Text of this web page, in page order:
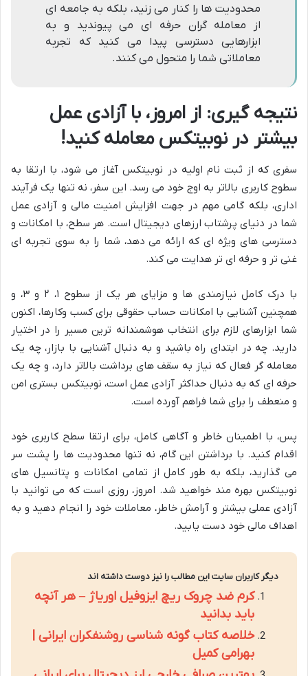
محدودیت ها را کنار می زنید، بلکه به جامعه ای
از معامله گران حرفه ای می پیوندید و به
ابزارهایی دسترسی پیدا می کنید که تجربه
معاملاتی شما را متحول می کنند.
نتیجه گیری: از امروز، با آزادی عمل
بیشتر در نوبیتکس معامله کنید!
سفری که از ثبت نام اولیه در نوبیتکس آغاز می شود، با ارتقا به
سطوح کاربری بالاتر به اوج خود می رسد. این سفر، نه تنها یک فرآیند
اداری، بلکه گامی مهم در جهت افزایش امنیت مالی و آزادی عمل
شما در دنیای پرشتاب ارزهای دیجیتال است. هر سطح، با امکانات و
دسترسی های ویژه ای که ارائه می دهد، شما را به سوی تجربه ای
غنی تر و حرفه ای تر هدایت می کند.
با درک کامل نیازمندی ها و مزایای هر یک از سطوح ۱، ۲ و ۳، و
همچنین آشنایی با امکانات حساب حقوقی برای کسب وکارها، اکنون
شما ابزارهای لازم برای انتخاب هوشمندانه ترین مسیر را در اختیار
دارید. چه در ابتدای راه باشید و به دنبال آشنایی با بازار، چه یک
معامله گر فعال که نیاز به سقف های برداشت بالاتر دارد، و چه یک
حرفه ای که به دنبال حداکثر آزادی عمل است، نوبیتکس بستری امن
و منعطف را برای شما فراهم آورده است.
پس، با اطمینان خاطر و آگاهی کامل، برای ارتقا سطح کاربری خود
اقدام کنید. با برداشتن این گام، نه تنها محدودیت ها را پشت سر
می گذارید، بلکه به طور کامل از تمامی امکانات و پتانسیل های
نوبیتکس بهره مند خواهید شد. امروز، روزی است که می توانید با
آزادی عملی بیشتر و آرامش خاطر، معاملات خود را انجام دهید و به
اهداف مالی خود دست یابید.
دیگر کاربران سایت این مطالب را نیز دوست داشته اند
کرم ضد چروک ریچ ایزوفیل اوریاژ – هر آنچه
باید بدانید
خلاصه کتاب گونه شناسی روشنفکران ایرانی |
بهرامی کمیل